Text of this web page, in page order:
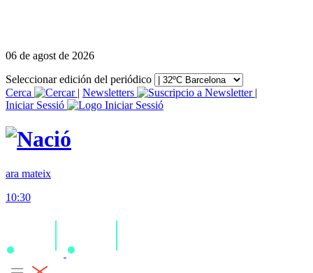
06 de agost de 2026
Seleccionar edición del periódico
Cerca
| Newsletters
|
Iniciar Sessió
ara mateix
10:30